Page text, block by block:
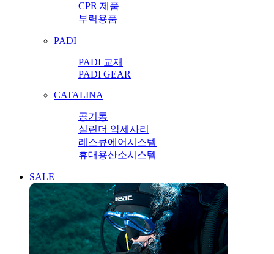
CPR 제품
부력용품
PADI
PADI 교재
PADI GEAR
CATALINA
공기통
실린더 악세사리
레스큐에어시스템
휴대용산소시스템
SALE